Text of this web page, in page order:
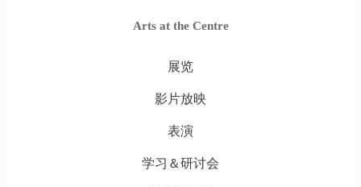
Arts at the Centre
展览
影片放映
表演
学习＆研讨会